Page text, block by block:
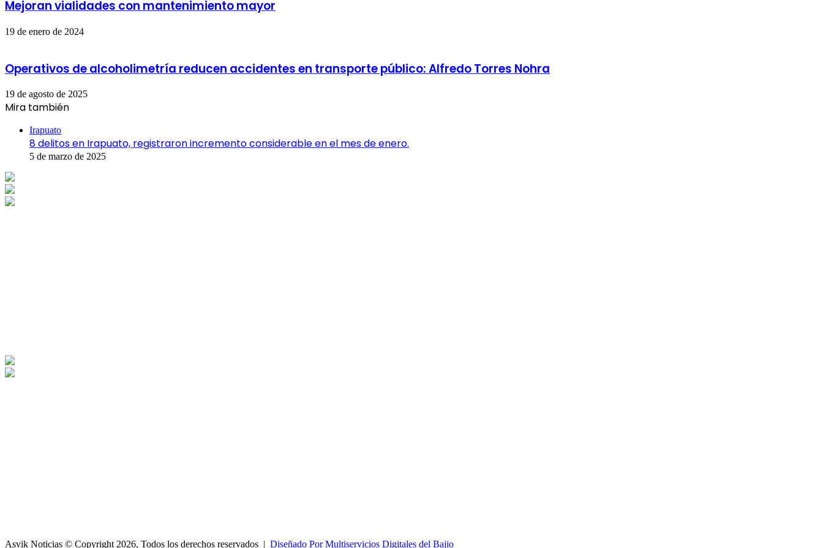
Mejoran vialidades con mantenimiento mayor
19 de enero de 2024
Operativos de alcoholimetría reducen accidentes en transporte público: Alfredo Torres Nohra
19 de agosto de 2025
Mira también
Irapuato
8 delitos en Irapuato, registraron incremento considerable en el mes de enero.
5 de marzo de 2025
Asvik Noticias © Copyright 2026, Todos los derechos reservados | Diseñado Por Multiservicios Digitales del Bajio